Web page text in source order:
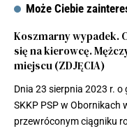
Może Ciebie
Koszmarny wypadek.
się na kierowcę.
miejscu (ZDJĘCIA)
Dnia 23 sierpnia 2023 r. o
SKKP PSP w Obornikach
przewróconym ciągniku